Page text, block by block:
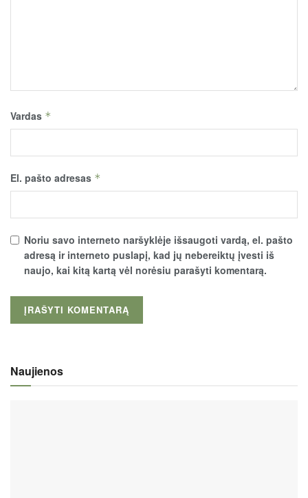
Vardas *
El. pašto adresas *
Noriu savo interneto naršyklėje išsaugoti vardą, el. pašto
adresą ir interneto puslapį, kad jų nebereiktų įvesti iš
naujo, kai kitą kartą vėl norėsiu parašyti komentarą.
Naujienos